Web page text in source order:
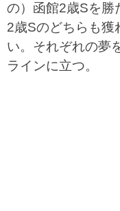
の）函館2歳Sを勝
2歳Sのどちらも獲
い。それぞれの夢
ラインに立つ。